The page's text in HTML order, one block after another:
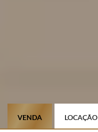
VENDA LOCAÇÃO